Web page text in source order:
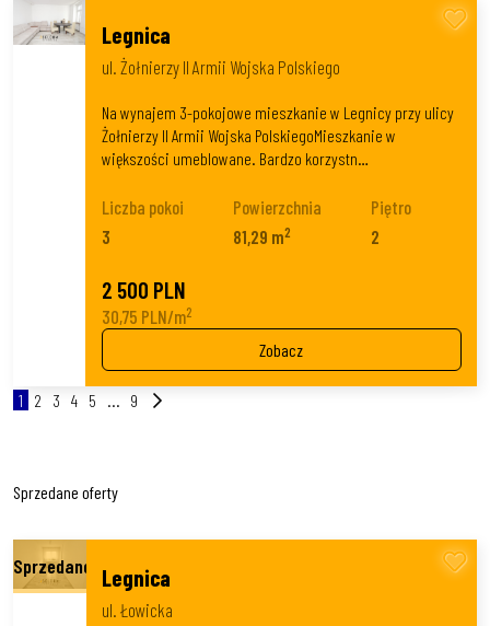
Legnica
ul. Żołnierzy II Armii Wojska Polskiego
Na wynajem 3-pokojowe mieszkanie w Legnicy przy ulicy
Żołnierzy II Armii Wojska PolskiegoMieszkanie w
większości umeblowane. Bardzo korzystn…
Liczba pokoi
3
Powierzchnia
81,29 m2
Piętro
2
2 500 PLN
30,75 PLN/m2
Zobacz
1 2 3 4 5 ... 9
Sprzedane oferty
Legnica
ul. Łowicka